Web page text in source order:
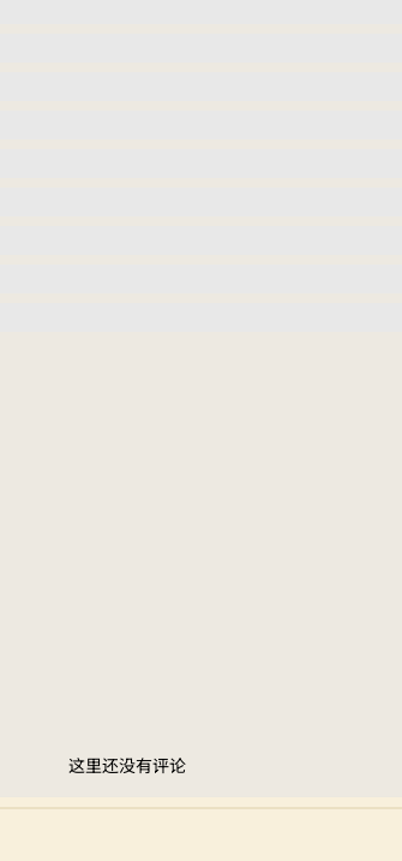
这里还没有评论